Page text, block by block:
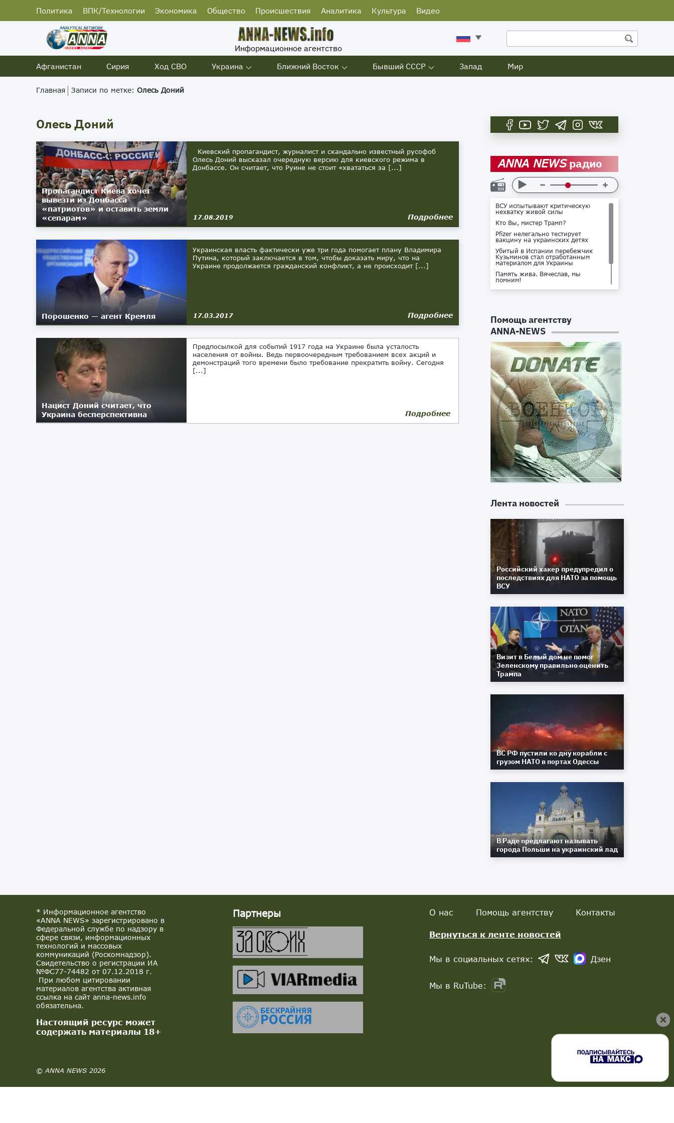
Политика ВПК/Технологии Экономика Общество Происшествия Аналитика Культура Видео
Информационное агентство
Афганистан
Сирия Ход СВО Украина Ближний Восток Бывший СССР Запад Мир
Главная Записи по метке: Олесь Доний
Олесь Доний
Пропагандист Киева хочет
вывезти из Донбасса
«патриотов» и оставить земли
«сепарам»
Киевский пропагандист, журналист и скандально известный русофоб
Олесь Доний высказал очередную версию для киевского режима в
Донбассе. Он считает, что Руине не стоит «хвататься за [...]
17.08.2019 Подробнее
Порошенко — агент Кремля
Украинская власть фактически уже три года помогает плану Владимира
Путина, который заключается в том, чтобы доказать миру, что на
Украине продолжается гражданский конфликт, а не происходит [...]
17.03.2017 Подробнее
Нацист Доний считает, что
Украина бесперспективна
Предпосылкой для событий 1917 года на Украине была усталость
населения от войны. Ведь первоочередным требованием всех акций и
демонстраций того времени было требование прекратить войну. Сегодня
[...]
Подробнее
ANNA NEWSрадио
ВСУ испытывают критическую
нехватку живой силы
Кто Вы, мистер Трамп?
Pfizer нелегально тестирует
вакцину на украинских детях
Убитый в Испании перебежчик
Кузьминов стал отработанным
материалом для Украины
Память жива. Вячеслав, мы
помним!
Не доставайся ты никому!
Помощь агентству
ANNA-NEWS
Лента новостей
Российский хакер предупредил о
последствиях для НАТО за помощь
ВСУ
Визит в Белый дом не помог
Зеленскому правильно оценить
Трампа
ВС РФ пустили ко дну корабли с
грузом НАТО в портах Одессы
В Раде предлагают называть
города Польши на украинский лад
* Информационное агентство
«ANNA NEWS» зарегистрировано в
Федеральной службе по надзору в
сфере связи, информационных
технологий и массовых
коммуникаций (Роскомнадзор).
Свидетельство о регистрации ИА
№ФС77-74482 от 07.12.2018 г.
При любом цитировании
материалов агентства активная
ссылка на сайт anna-news.info
обязательна.
Настоящий ресурс может
содержать материалы 18+
© ANNA NEWS 2026
Партнеры О нас Помощь агентству Контакты
Вернуться к ленте новостей
Мы в социальных сетях: Дзен
Мы в RuTube: